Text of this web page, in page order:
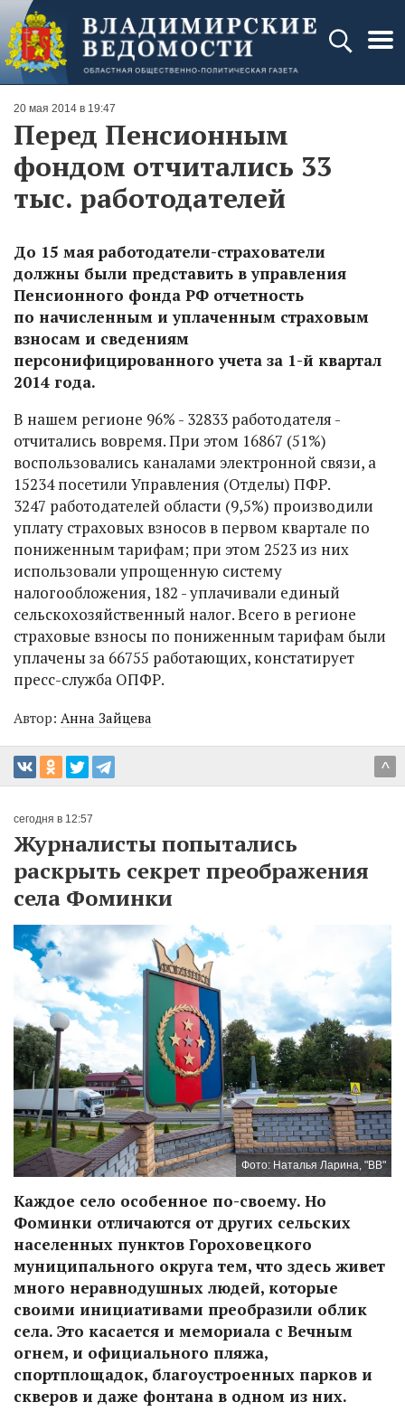
20 мая 2014 в 19:47
Перед Пенсионным
фондом отчитались 33
тыс. работодателей
До 15 мая работодатели-страхователи
должны были представить в управления
Пенсионного фонда РФ отчетность
по начисленным и уплаченным страховым
взносам и сведениям
персонифицированного учета за 1-й квартал
2014 года.
В нашем регионе 96% - 32833 работодателя -
отчитались вовремя. При этом 16867 (51%)
воспользовались каналами электронной связи, а
15234 посетили Управления (Отделы) ПФР.
3247 работодателей области (9,5%) производили
уплату страховых взносов в первом квартале по
пониженным тарифам; при этом 2523 из них
использовали упрощенную систему
налогообложения, 182 - уплачивали единый
сельскохозяйственный налог. Всего в регионе
страховые взносы по пониженным тарифам были
уплачены за 66755 работающих, констатирует
пресс-служба ОПФР.
Автор: Анна Зайцева
^
сегодня в 12:57
Журналисты попытались
раскрыть секрет преображения
села Фоминки
Фото: Наталья Ларина, "ВВ"
Каждое село особенное по-своему. Но
Фоминки отличаются от других сельских
населенных пунктов Гороховецкого
муниципального округа тем, что здесь живет
много неравнодушных людей, которые
своими инициативами преобразили облик
села. Это касается и мемориала с Вечным
огнем, и официального пляжа,
спортплощадок, благоустроенных парков и
скверов и даже фонтана в одном из них.